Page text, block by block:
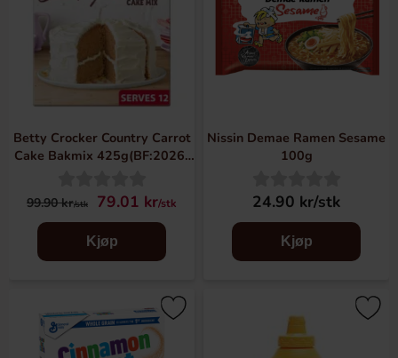
Betty Crocker Country Carrot
Cake Bakmix 425g(BF:2026-
99.90 kr/stk 79.01 kr/stk
Kjøp
Nissin Demae Ramen Sesame
100g
24.90 kr/stk
Kjøp